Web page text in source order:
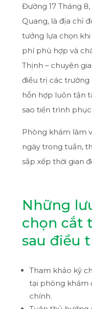
Đường 17 Tháng
Quang, là địa chỉ
tưởng lựa chọn
phí phù hợp và
Thịnh – chuyên
điều trị các trường
hỗn hợp luôn tận
sao tiến trình
Phòng khám làm
ngày trong tuần,
sắp xếp thời gian
Những
chọn cắt
sau điều
Tham khảo kỹ
tại phòng khám
chính.